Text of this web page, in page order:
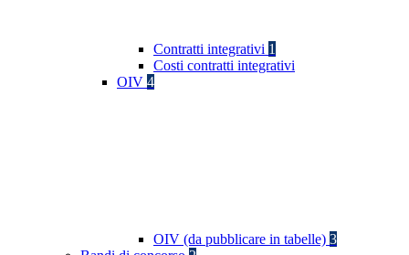
Contratti integrativi 1
Costi contratti integrativi
OIV 4
OIV (da pubblicare in tabelle) 3